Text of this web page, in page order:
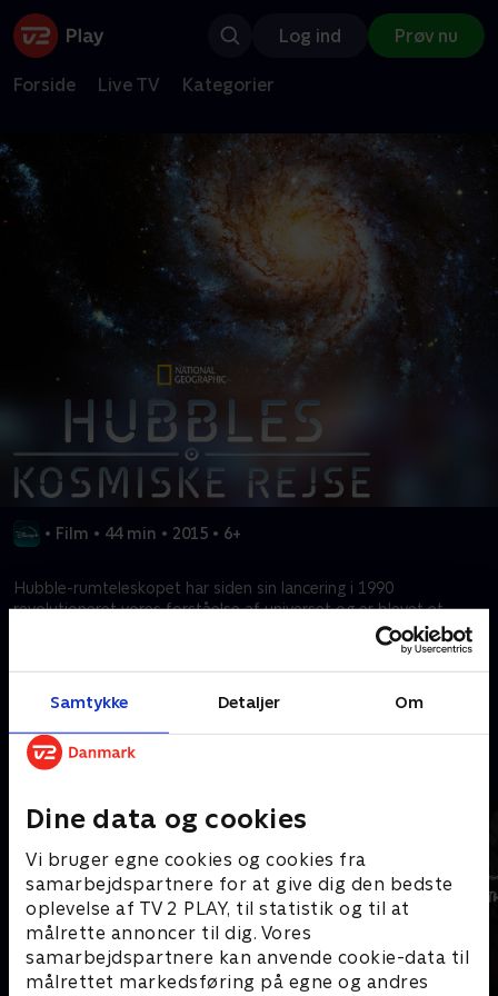
Samtykke Detaljer Om
Dine data og cookies
Vi bruger egne cookies og cookies fra
samarbejdspartnere for at give dig den bedste
oplevelse af TV 2 PLAY, til statistik og til at
målrette annoncer til dig. Vores
samarbejdspartnere kan anvende cookie-data til
målrettet markedsføring på egne og andres
Log ind Prøv nu
Forside Live TV Kategorier
• Film • 44 min • 2015 • 6+
Hubble-rumteleskopet har siden sin lancering i 1990
revolutioneret vores forståelse af universet og er blevet et
Kræver tilkøb
Mere indhold fra Disney+